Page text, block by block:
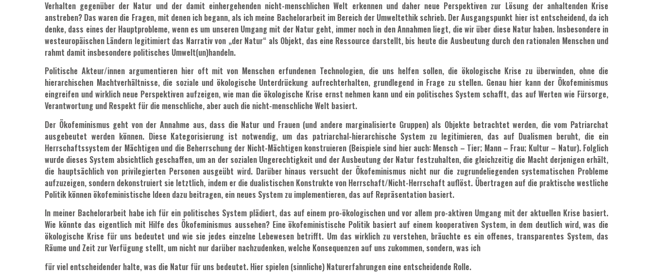
Verhalten gegenüber der Natur und der damit einhergehenden nicht-menschlichen Welt erkennen und daher neue Perspektiven zur Lösung der anhaltenden Krise
anstreben? Das waren die Fragen, mit denen ich begann, als ich meine Bachelorarbeit im Bereich der Umweltethik schrieb. Der Ausgangspunkt hier ist entscheidend, da ich
denke, dass eines der Hauptprobleme, wenn es um unseren Umgang mit der Natur geht, immer noch in den Annahmen liegt, die wir über diese Natur haben. Insbesondere in
westeuropäischen Ländern legitimiert das Narrativ von „der Natur“ als Objekt, das eine Ressource darstellt, bis heute die Ausbeutung durch den rationalen Menschen und
rahmt damit insbesondere politisches Umwelt(un)handeln.
Politische Akteur/innen argumentieren hier oft mit von Menschen erfundenen Technologien, die uns helfen sollen, die ökologische Krise zu überwinden, ohne die
hierarchischen Machtverhältnisse, die soziale und ökologische Unterdrückung aufrechterhalten, grundlegend in Frage zu stellen. Genau hier kann der Ökofeminismus
eingreifen und wirklich neue Perspektiven aufzeigen, wie man die ökologische Krise ernst nehmen kann und ein politisches System schafft, das auf Werten wie Fürsorge,
Verantwortung und Respekt für die menschliche, aber auch die nicht-menschliche Welt basiert.
Der Ökofeminismus geht von der Annahme aus, dass die Natur und Frauen (und andere marginalisierte Gruppen) als Objekte betrachtet werden, die vom Patriarchat
ausgebeutet werden können. Diese Kategorisierung ist notwendig, um das patriarchal-hierarchische System zu legitimieren, das auf Dualismen beruht, die ein
Herrschaftssystem der Mächtigen und die Beherrschung der Nicht-Mächtigen konstruieren (Beispiele sind hier auch: Mensch – Tier; Mann – Frau; Kultur – Natur). Folglich
wurde dieses System absichtlich geschaffen, um an der sozialen Ungerechtigkeit und der Ausbeutung der Natur festzuhalten, die gleichzeitig die Macht derjenigen erhält,
die hauptsächlich von privilegierten Personen ausgeübt wird. Darüber hinaus versucht der Ökofeminismus nicht nur die zugrundeliegenden systematischen Probleme
aufzuzeigen, sondern dekonstruiert sie letztlich, indem er die dualistischen Konstrukte von Herrschaft/Nicht-Herrschaft auflöst. Übertragen auf die praktische westliche
Politik können ökofeministische Ideen dazu beitragen, ein neues System zu implementieren, das auf Repräsentation basiert.
In meiner Bachelorarbeit habe ich für ein politisches System plädiert, das auf einem pro-ökologischen und vor allem pro-aktiven Umgang mit der aktuellen Krise basiert.
Wie könnte das eigentlich mit Hilfe des Ökofeminismus aussehen? Eine ökofeministische Politik basiert auf einem kooperativen System, in dem deutlich wird, was die
ökologische Krise für uns bedeutet und wie sie jedes einzelne Lebewesen betrifft. Um das wirklich zu verstehen, bräuchte es ein offenes, transparentes System, das
Räume und Zeit zur Verfügung stellt, um nicht nur darüber nachzudenken, welche Konsequenzen auf uns zukommen, sondern, was ich
für viel entscheidender halte, was die Natur für uns bedeutet. Hier spielen (sinnliche) Naturerfahrungen eine entscheidende Rolle.